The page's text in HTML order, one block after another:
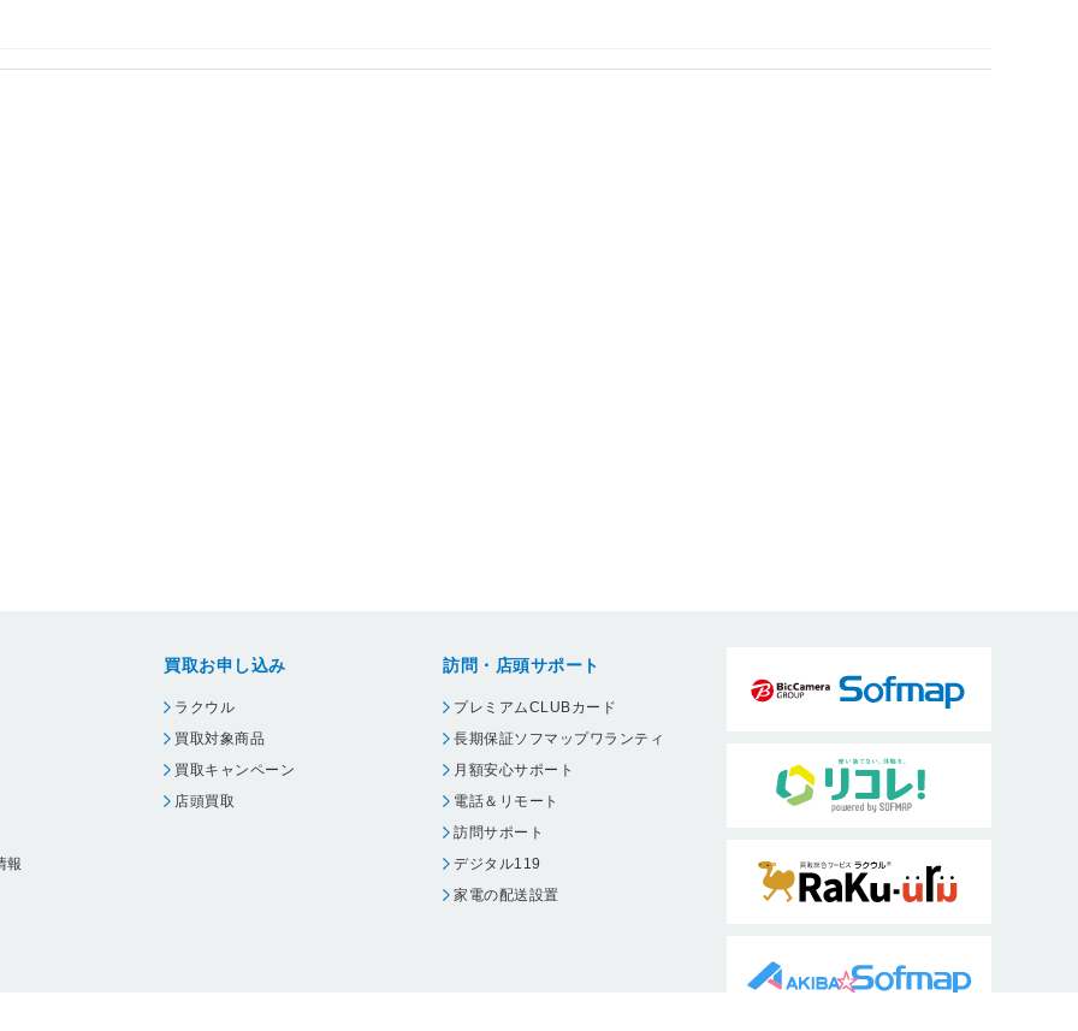
報
買取お申し込み
ラクウル
買取対象商品
買取キャンペーン
店頭買取
訪問・店頭サポート
プレミアムCLUBカード
長期保証ソフマップワランティ
月額安心サポート
電話＆リモート
訪問サポート
デジタル119
家電の配送設置